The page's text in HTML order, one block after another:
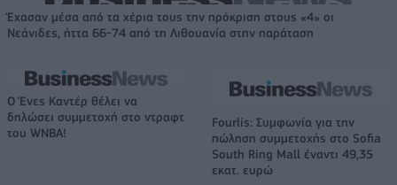
Έχασαν μέσα από τα χέρια τους την πρόκριση στους «4» οι
Νεάνιδες, ήττα 66-74 από τη Λιθουανία στην παράταση
Ο Ένες Καντέρ θέλει να
δηλώσει συμμετοχή στο ντραφτ
του WNBA!
Fourlis: Συμφωνία για την
πώληση συμμετοχής στο Sofia
South Ring Mall έναντι 49,35
εκατ. ευρώ